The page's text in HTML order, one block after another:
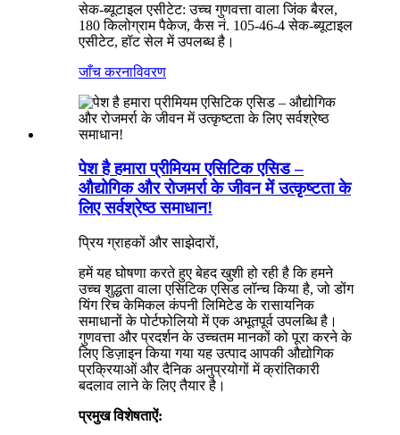
सेक-ब्यूटाइल एसीटेट: उच्च गुणवत्ता वाला जिंक बैरल,
180 किलोग्राम पैकेज, कैस नं. 105-46-4 सेक-ब्यूटाइल
एसीटेट, हॉट सेल में उपलब्ध है।
जाँच करनाविवरण
पेश है हमारा प्रीमियम एसिटिक एसिड –
औद्योगिक और रोजमर्रा के जीवन में उत्कृष्टता के
लिए सर्वश्रेष्ठ समाधान!
प्रिय ग्राहकों और साझेदारों,
हमें यह घोषणा करते हुए बेहद खुशी हो रही है कि हमने
उच्च शुद्धता वाला एसिटिक एसिड लॉन्च किया है, जो डोंग
यिंग रिच केमिकल कंपनी लिमिटेड के रासायनिक
समाधानों के पोर्टफोलियो में एक अभूतपूर्व उपलब्धि है।
गुणवत्ता और प्रदर्शन के उच्चतम मानकों को पूरा करने के
लिए डिज़ाइन किया गया यह उत्पाद आपकी औद्योगिक
प्रक्रियाओं और दैनिक अनुप्रयोगों में क्रांतिकारी
बदलाव लाने के लिए तैयार है।
प्रमुख विशेषताऐं: